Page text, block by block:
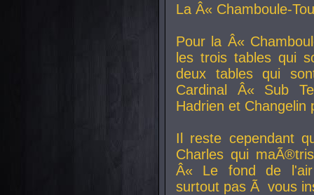
La Â« Chamboule-
Pour la Â«
les trois tables qui
deux tables qui
Cardinal
Â« Sub
Hadrien et Changelin
Il reste cependant
Charles qui
Â« Le fond de
surtout pas Ã vous